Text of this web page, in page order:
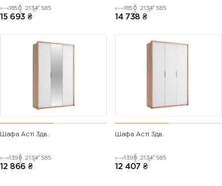
1850 2134 585
15 693 ₴
1850 2134 585
14 738 ₴
Шафа Асті 3дв.
1398 2134 585
12 866 ₴
Шафа Асті 3дв.
1398 2134 585
12 407 ₴